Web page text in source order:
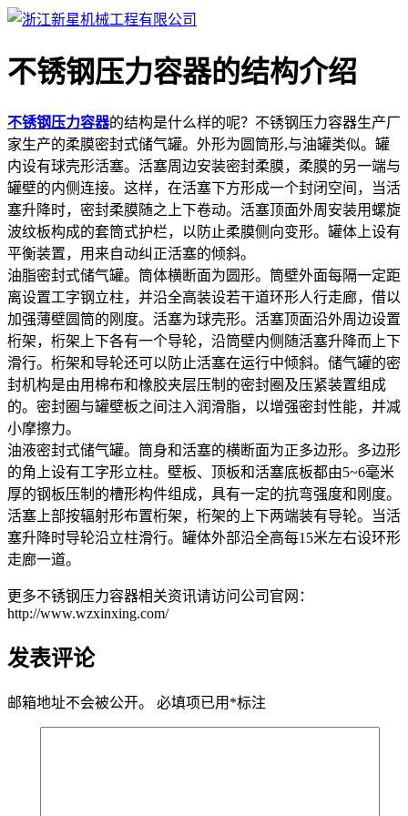
不锈钢压力容器的结构介绍
不锈钢压力容器的结构是什么样的呢？不锈钢压力容器生产厂
家生产的柔膜密封式储气罐。外形为圆筒形,与油罐类似。罐
内设有球壳形活塞。活塞周边安装密封柔膜，柔膜的另一端与
罐壁的内侧连接。这样，在活塞下方形成一个封闭空间，当活
塞升降时，密封柔膜随之上下卷动。活塞顶面外周安装用螺旋
波纹板构成的套筒式护栏，以防止柔膜侧向变形。罐体上设有
平衡装置，用来自动纠正活塞的倾斜。
油脂密封式储气罐。筒体横断面为圆形。筒壁外面每隔一定距
离设置工字钢立柱，并沿全高装设若干道环形人行走廊，借以
加强薄壁圆筒的刚度。活塞为球壳形。活塞顶面沿外周边设置
桁架，桁架上下各有一个导轮，沿筒壁内侧随活塞升降而上下
滑行。桁架和导轮还可以防止活塞在运行中倾斜。储气罐的密
封机构是由用棉布和橡胶夹层压制的密封圈及压紧装置组成
的。密封圈与罐壁板之间注入润滑脂，以增强密封性能，并减
小摩擦力。
油液密封式储气罐。筒身和活塞的横断面为正多边形。多边形
的角上设有工字形立柱。壁板、顶板和活塞底板都由5~6毫米
厚的钢板压制的槽形构件组成，具有一定的抗弯强度和刚度。
活塞上部按辐射形布置桁架，桁架的上下两端装有导轮。当活
塞升降时导轮沿立柱滑行。罐体外部沿全高每15米左右设环形
走廊一道。
更多不锈钢压力容器相关资讯请访问公司官网：
http://www.wzxinxing.com/
发表评论
邮箱地址不会被公开。 必填项已用 *标注